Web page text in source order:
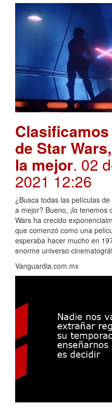
de Star
la mejor. 02
2021 12:26
¿Busca todas las películas
a mejor? Bueno, ¡lo
Wars ha crecido
que comenzó como una
esperaba hacer mucho en
enorme universo
Vanguardia.com.mx